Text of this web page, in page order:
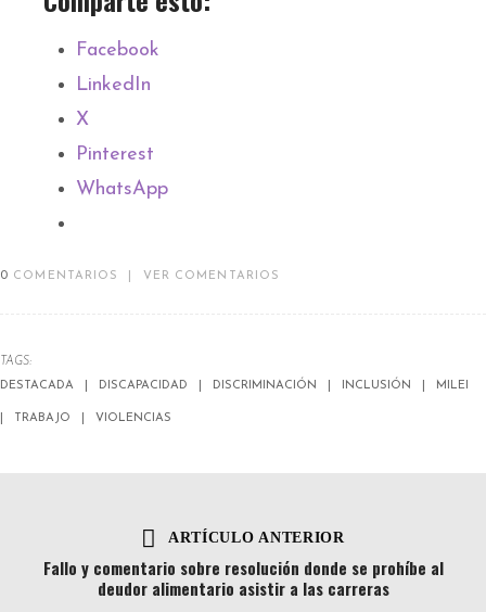
Facebook
LinkedIn
X
Pinterest
WhatsApp
0 COMENTARIOS VER COMENTARIOS
TAGS:
DESTACADA
DISCAPACIDAD DISCRIMINACIÓN INCLUSIÓN MILEI
TRABAJO VIOLENCIAS
ARTÍCULO ANTERIOR
Fallo y comentario sobre resolución donde se prohíbe al
deudor alimentario asistir a las carreras